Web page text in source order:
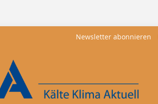
Newsletter abonnieren